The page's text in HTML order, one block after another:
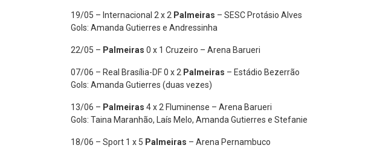
19/05 – Internacional 2 x 2 Palmeiras – SESC Protásio Alves
Gols: Amanda Gutierres e Andressinha
22/05 – Palmeiras 0 x 1 Cruzeiro – Arena Barueri
07/06 – Real Brasília-DF 0 x 2 Palmeiras – Estádio Bezerrão
Gols: Amanda Gutierres (duas vezes)
13/06 – Palmeiras 4 x 2 Fluminense – Arena Barueri
Gols: Taina Maranhão, Laís Melo, Amanda Gutierres e Stefanie
18/06 – Sport 1 x 5 Palmeiras – Arena Pernambuco